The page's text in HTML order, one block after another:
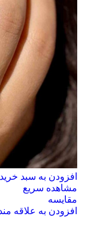
افزودن به سبد خرید
مشاهده سریع
مقایسه
افزودن به علاقه